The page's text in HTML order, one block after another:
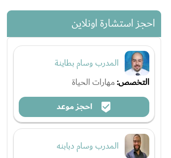
احجز استشارة اونلاين
المدرب وسام بطاينة
التخصص:مهارات الحياة
احجز موعد
المدرب وسام دبابنه